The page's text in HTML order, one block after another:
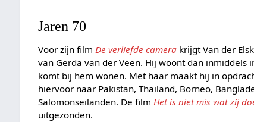
Jaren 70
Voor zijn filmDe verliefde camera krijgt Van der
van Gerda van der Veen. Hij woont dan inmiddels
komt bij hem wonen. Met haar maakt hij in
hiervoor naar Pakistan, Thailand, Borneo,
Salomonseilanden. De filmHet is niet mis wat zij
uitgezonden.